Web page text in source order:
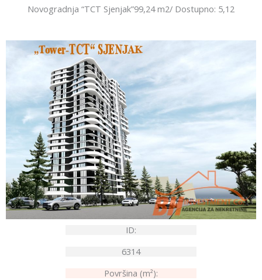
Novogradnja “TCT Sjenjak”99,24 m2/ Dostupno: 5,12
ID:
6314
Površina (m²):